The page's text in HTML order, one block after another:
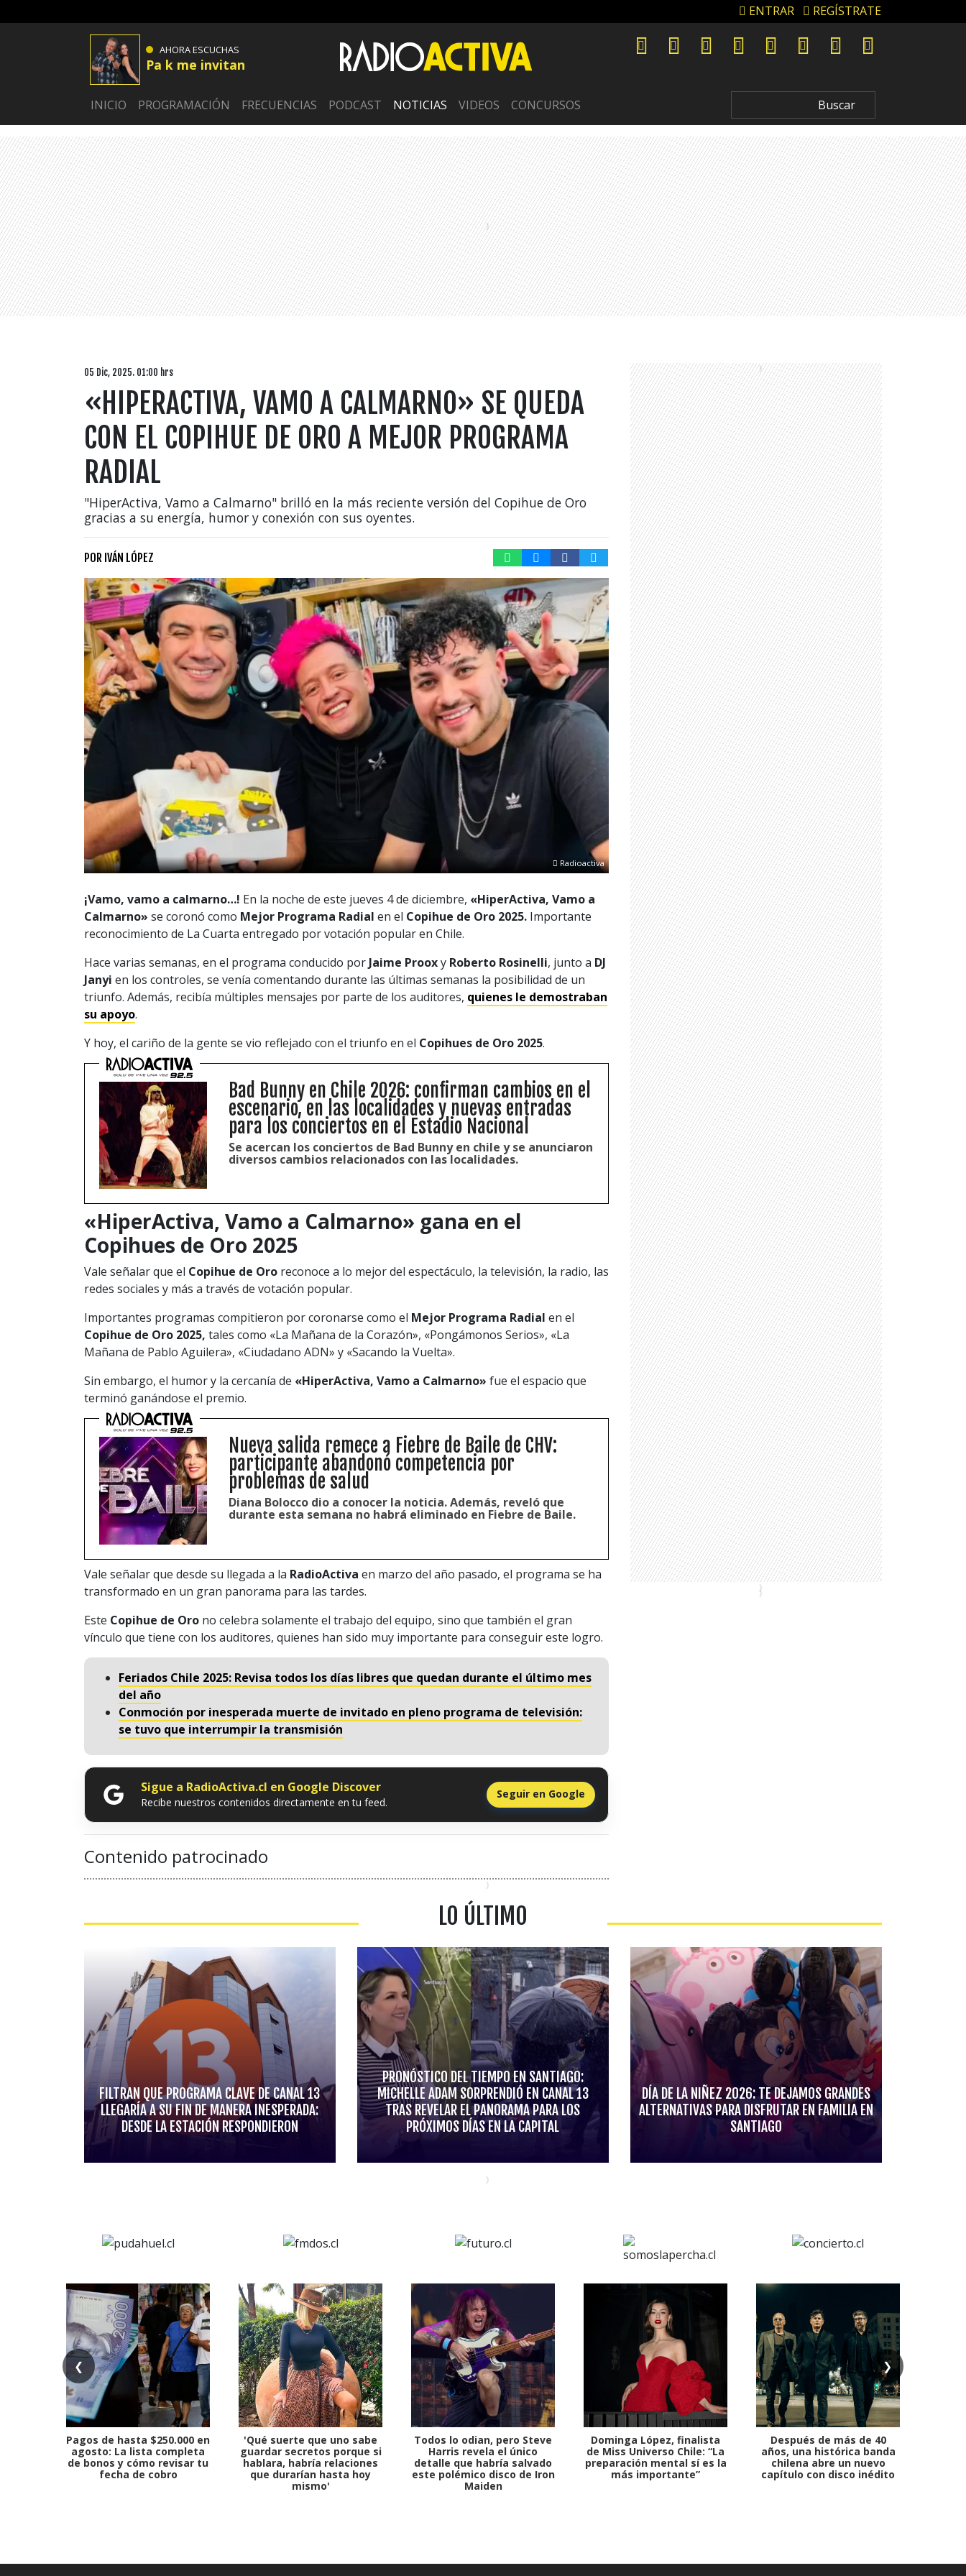
ENTRAR REGÍSTRATE
AHORA ESCUCHAS
Pa k me invitan
INICIO PROGRAMACIÓN FRECUENCIAS PODCAST NOTICIAS VIDEOS CONCURSOS
05 Dic, 2025. 01:00 hrs
«HIPERACTIVA, VAMO A CALMARNO» SE QUEDA
CON EL COPIHUE DE ORO A MEJOR PROGRAMA
RADIAL
"HiperActiva, Vamo a Calmarno" brilló en la más reciente versión del Copihue de Oro
gracias a su energía, humor y conexión con sus oyentes.
POR IVÁN LÓPEZ
Radioactiva
¡Vamo, vamo a calmarno…! En la noche de este jueves 4 de diciembre, «HiperActiva, Vamo a
Calmarno» se coronó como Mejor Programa Radial en el Copihue de Oro 2025. Importante
reconocimiento de La Cuarta entregado por votación popular en Chile.
Hace varias semanas, en el programa conducido por Jaime Prooxy Roberto Rosinelli, junto a DJ
Janyi en los controles, se venía comentando durante las últimas semanas la posibilidad de un
triunfo. Además, recibía múltiples mensajes por parte de los auditores, quienes le demostraban
su apoyo.
Y hoy, el cariño de la gente se vio reflejado con el triunfo en el Copihues de Oro 2025.
Bad Bunny en Chile 2026: confirman cambios en el
escenario, en las localidades y nuevas entradas
para los conciertos en el Estadio Nacional
Se acercan los conciertos de Bad Bunny en chile y se anunciaron
diversos cambios relacionados con las localidades.
«HiperActiva, Vamo a Calmarno» gana en el
Copihues de Oro 2025
Vale señalar que el Copihue de Oro reconoce a lo mejor del espectáculo, la televisión, la radio, las
redes sociales y más a través de votación popular.
Importantes programas compitieron por coronarse como el Mejor Programa Radial en el
Copihue de Oro 2025, tales como «La Mañana de la Corazón», «Pongámonos Serios», «La
Mañana de Pablo Aguilera», «Ciudadano ADN» y «Sacando la Vuelta».
Sin embargo, el humor y la cercanía de «HiperActiva, Vamo a Calmarno» fue el espacio que
terminó ganándose el premio.
Nueva salida remece a Fiebre de Baile de CHV:
participante abandonó competencia por
problemas de salud
Diana Bolocco dio a conocer la noticia. Además, reveló que
durante esta semana no habrá eliminado en Fiebre de Baile.
Vale señalar que desde su llegada a la RadioActiva en marzo del año pasado, el programa se ha
transformado en un gran panorama para las tardes.
Este Copihue de Oro no celebra solamente el trabajo del equipo, sino que también el gran
vínculo que tiene con los auditores, quienes han sido muy importante para conseguir este logro.
Feriados Chile 2025: Revisa todos los días libres que quedan durante el último mes
del año
Conmoción por inesperada muerte de invitado en pleno programa de televisión:
se tuvo que interrumpir la transmisión
Sigue a RadioActiva.cl en Google Discover
Recibe nuestros contenidos directamente en tu feed.
Seguir en Google
Contenido patrocinado
LO ÚLTIMO
FILTRAN QUE PROGRAMA CLAVE DE CANAL 13
LLEGARÍA A SU FIN DE MANERA INESPERADA:
DESDE LA ESTACIÓN RESPONDIERON
PRONÓSTICO DEL TIEMPO EN SANTIAGO:
MICHELLE ADAM SORPRENDIÓ EN CANAL 13
TRAS REVELAR EL PANORAMA PARA LOS
PRÓXIMOS DÍAS EN LA CAPITAL
DÍA DE LA NIÑEZ 2026: TE DEJAMOS GRANDES
ALTERNATIVAS PARA DISFRUTAR EN FAMILIA EN
SANTIAGO
❮ ❯
Pagos de hasta $250.000 en
agosto: La lista completa
de bonos y cómo revisar tu
fecha de cobro
'Qué suerte que uno sabe
guardar secretos porque si
hablara, habría relaciones
que durarían hasta hoy
mismo'
Todos lo odian, pero Steve
Harris revela el único
detalle que habría salvado
este polémico disco de Iron
Maiden
Dominga López, finalista
de Miss Universo Chile: “La
preparación mental sí es la
más importante”
Después de más de 40
años, una histórica banda
chilena abre un nuevo
capítulo con disco inédito